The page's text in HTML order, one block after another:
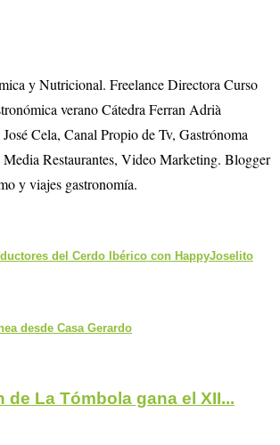
y Nutricional. Freelance Directora Curso
verano Cátedra Ferran Adrià
Cela, Canal Propio de Tv, Gastrónoma
Restaurantes, Video Marketing. Blogger
y viajes gastronomía.
del Cerdo Ibérico con HappyJoselito
desde Casa Gerardo
de La Tómbola gana el XII...